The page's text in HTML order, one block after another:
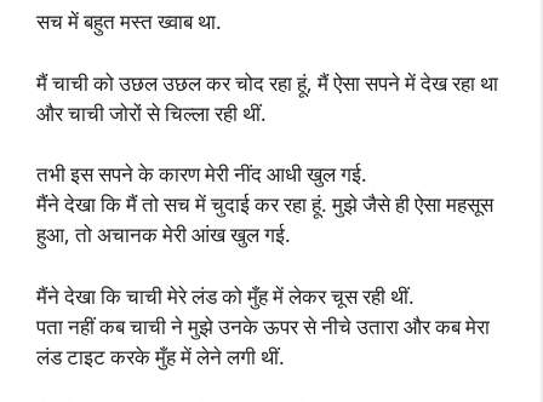
सच में बहुत मस्त ख्वाब था.
मैं चाची को उछल उछल कर चोद रहा हूं, मैं ऐसा सपने में देख रहा था
और चाची जोरों से चिल्ला रही थीं.
तभी इस सपने के कारण मेरी नींद आधी खुल गई.
मैंने देखा कि मैं तो सच में चुदाई कर रहा हूं. मुझे जैसे ही ऐसा महसूस
हुआ, तो अचानक मेरी आंख खुल गई.
मैंने देखा कि चाची मेरे लंड को मुँह में लेकर चूस रही थीं.
पता नहीं कब चाची ने मुझे उनके ऊपर से नीचे उतारा और कब मेरा
लंड टाइट करके मुँह में लेने लगी थीं.